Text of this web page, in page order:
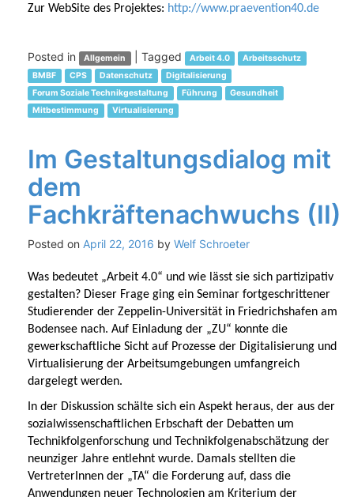
Zur WebSite des Projektes: http://www.praevention40.de
Posted in Allgemein Tagged Arbeit 4.0
Arbeitsschutz
BMBF
CPS Datenschutz
Digitalisierung
Forum Soziale Technikgestaltung
Führung
Gesundheit
Mitbestimmung
Virtualisierung
Im Gestaltungsdialog mit
dem
Fachkräftenachwuchs (II)
Posted on April 22, 2016 by Welf Schroeter
Was bedeutet „Arbeit 4.0“ und wie lässt sie sich partizipativ
gestalten? Dieser Frage ging ein Seminar fortgeschrittener
Studierender der Zeppelin-Universität in Friedrichshafen am
Bodensee nach. Auf Einladung der „ZU“ konnte die
gewerkschaftliche Sicht auf Prozesse der Digitalisierung und
Virtualisierung der Arbeitsumgebungen umfangreich
dargelegt werden.
In der Diskussion schälte sich ein Aspekt heraus, der aus der
sozialwissenschaftlichen Erbschaft der Debatten um
Technikfolgenforschung und Technikfolgenabschätzung der
neunziger Jahre entlehnt wurde. Damals stellten die
VertreterInnen der „TA“ die Forderung auf, dass die
Anwendungen neuer Technologien am Kriterium der